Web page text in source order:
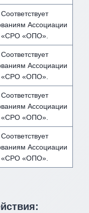
Соответствует
Ассоциации
«СРО «ОПО».
Соответствует
Ассоциации
«СРО «ОПО».
Соответствует
Ассоциации
«СРО «ОПО».
Соответствует
Ассоциации
«СРО «ОПО».
: